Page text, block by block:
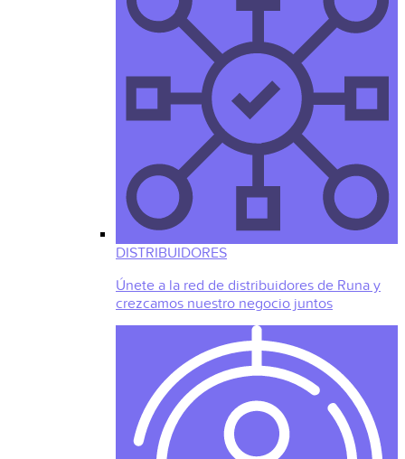
DISTRIBUIDORES
Únete a la red de distribuidores de Runa y
crezcamos nuestro negocio juntos